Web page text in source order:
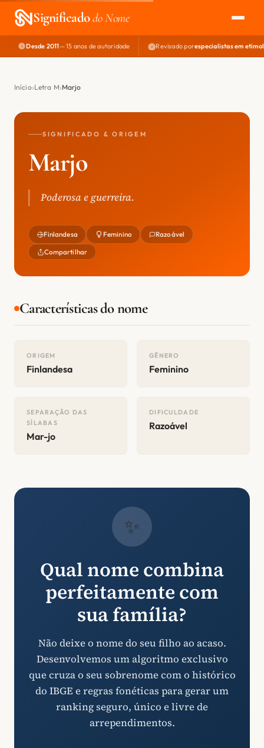
Significadodo Nome
EXPLORAR
NOME PERFEITO
Desde 2011— 15 anos de autoridade Revisado porespecialistas em
Início Letra M Marjo
SIGNIFICADO & ORIGEM
Marjo
Poderosa e guerreira.
Finlandesa Feminino Razoável
Compartilhar
Características do nome
ORIGEM
Finlandesa
GÊNERO
Feminino
SEPARAÇÃO DAS
SÍLABAS
Mar-jo
DIFICULDADE
Razoável
✨
Qual nome combina
perfeitamente com
sua família?
Não deixe o nome do seu filho ao acaso.
Desenvolvemos um algoritmo exclusivo
que cruza o seu sobrenome com o histórico
do IBGE e regras fonéticas para gerar um
ranking seguro, único e livre de
arrependimentos.